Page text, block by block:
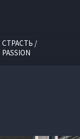
СТРАСТЬ /
PASSION